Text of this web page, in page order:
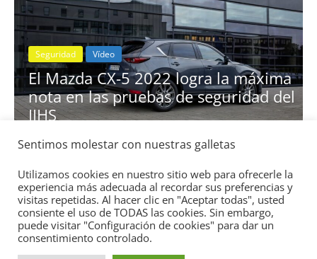
Seguridad Vídeo
El Mazda CX-5 2022 logra la máxima
nota en las pruebas de seguridad del
IIHS
Copyright © 2026Academia del Motor
. Todos los derechos
reservados.
Sentimos molestar con nuestras galletas
Utilizamos cookies en nuestro sitio web para ofrecerle la
experiencia más adecuada al recordar sus preferencias y
visitas repetidas. Al hacer clic en "Aceptar todas", usted
consiente el uso de TODAS las cookies. Sin embargo,
puede visitar "Configuración de cookies" para dar un
consentimiento controlado.